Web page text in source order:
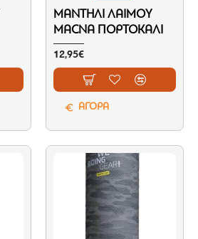
ΜΑΝΤΉΛΙ ΛΑΙΜΟΎ
MACNA ΠΟΡΤΟΚΑΛΊ
12,95€
ΑΓΟΡΑ